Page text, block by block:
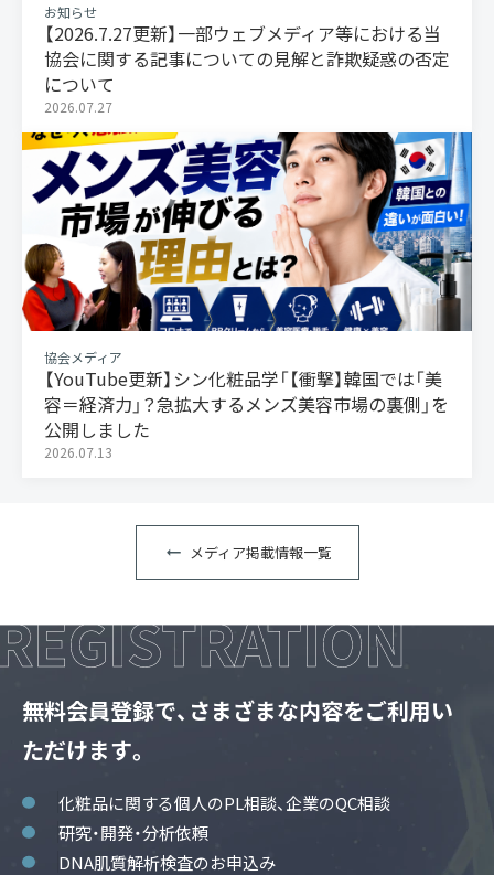
お知らせ
【2026.7.27更新】一部ウェブメディア等における当
協会に関する記事についての見解と詐欺疑惑の否定
について
2026.07.27
協会メディア
【YouTube更新】シン化粧品学「【衝撃】韓国では「美
容＝経済力」？急拡大するメンズ美容市場の裏側」を
公開しました
2026.07.13
メディア掲載情報一覧
無料会員登録で、さまざまな内容をご利用い
ただけます。
化粧品に関する個人のPL相談、企業のQC相談
研究・開発・分析依頼
DNA肌質解析検査のお申込み